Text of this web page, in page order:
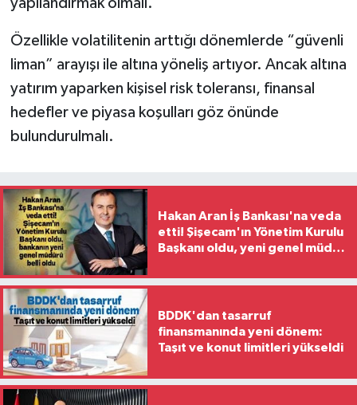
Özellikle volatilitenin arttığı dönemlerde “güvenli
liman” arayışı ile altına yöneliş artıyor. Ancak altına
yatırım yaparken kişisel risk toleransı, finansal
hedefler ve piyasa koşulları göz önünde
bulundurulmalı.
Hakan Aran İş Bankası'na veda
etti! Şişecam'ın Yönetim Kurulu
Başkanı oldu, yeni genel müdür
BDDK'dan tasarruf
finansmanında yeni dönem:
Taşıt ve konut limitleri yükseldi